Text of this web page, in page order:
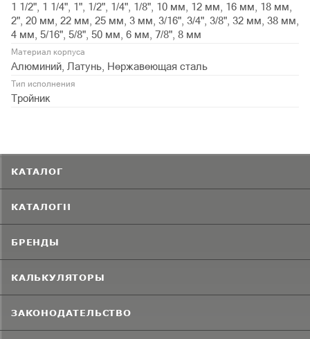
1 1/2", 1 1/4", 1", 1/2", 1/4", 1/8", 10 мм, 12 мм, 16 мм, 18 мм,
2", 20 мм, 22 мм, 25 мм, 3 мм, 3/16", 3/4", 3/8", 32 мм, 38 мм,
4 мм, 5/16", 5/8", 50 мм, 6 мм, 7/8", 8 мм
Материал корпуса
Алюминий, Латунь, Нержавеющая сталь
Тип исполнения
Тройник
КАТАЛОГ
КАТАЛОГИ
БРЕНДЫ
КАЛЬКУЛЯТОРЫ
ЗАКОНОДАТЕЛЬСТВО